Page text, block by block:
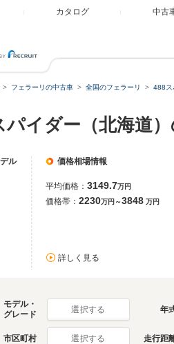
カタログ 中古
フェラーリの中古車 全国のフェラーリ 488ス
パイダー（北海道
ル 価格相場情報
平均価格： 3149.7万円
価格帯： 2230万円～3848 万円
詳しく見る
モデル・
グレード
選択する 年
市区町村 選択する 走行距